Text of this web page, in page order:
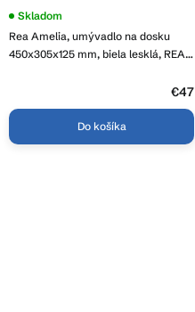
Rea Amelia, umývadlo na dosku
450x305x125 mm, biela lesklá, REA-
Skladom
€47
Do košíka